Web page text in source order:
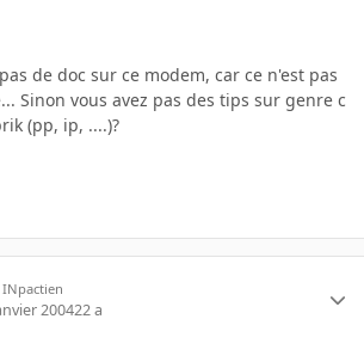
de doc sur ce modem, car ce n'est pas
Sinon vous avez pas des tips sur genre c
(pp, ip, ....)?
INpactien
200422 a